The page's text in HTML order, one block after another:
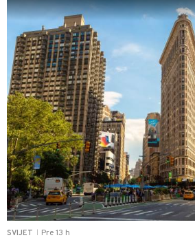
SVIJET Pre 13 h